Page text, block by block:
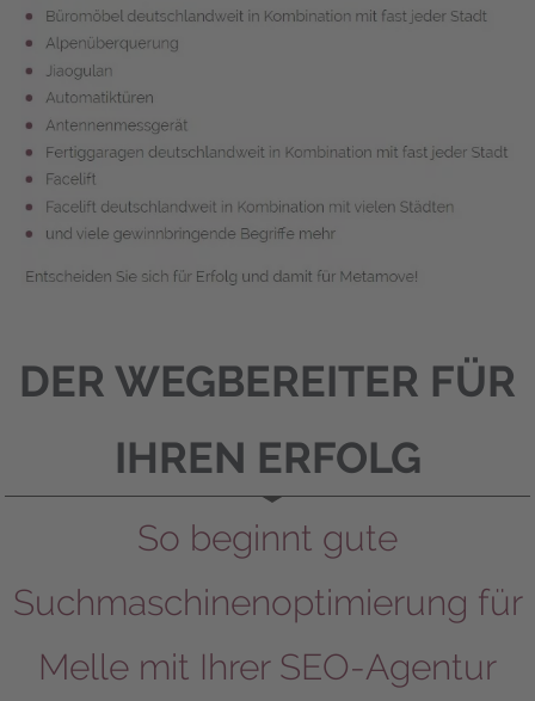
DER WEGBEREITER FÜR
IHREN ERFOLG
So beginnt gute
Suchmaschinen­optimierung für
Mel­le mit Ihrer SEO-Agentur